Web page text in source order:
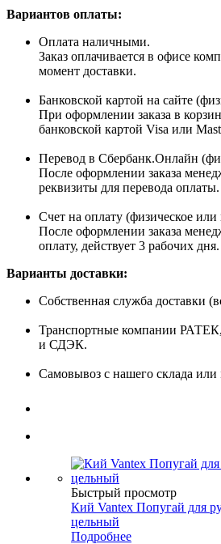
Вариантов оплаты:
Оплата наличными.
Заказ оплачивается в офисе
момент доставки.
Банковской картой на сайте
При оформлении заказа в
банковской картой Visa или
Перевод в Сбербанк.Онлайн
После оформлении заказа
реквизиты для перевода оплаты.
Счет на оплату (физическое
После оформлении заказа
оплату, действует 3 рабочих дня.
Варианты доставки:
Собственная служба доставки
Транспортные компании
и СДЭК.
Самовывоз с нашего склада или
Быстрый просмотр
Кий Vantex Попугай для
цельный
Подробнее